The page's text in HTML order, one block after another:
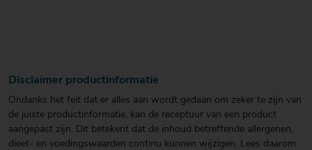
Disclaimer productinformatie
Ondanks het feit dat er alles aan wordt gedaan om zeker te zijn van
de juiste productinformatie, kan de receptuur van een product
aangepast zijn. Dit betekent dat de inhoud betreffende allergenen,
dieet- en voedingswaarden continu kunnen wijzigen. Lees daarom